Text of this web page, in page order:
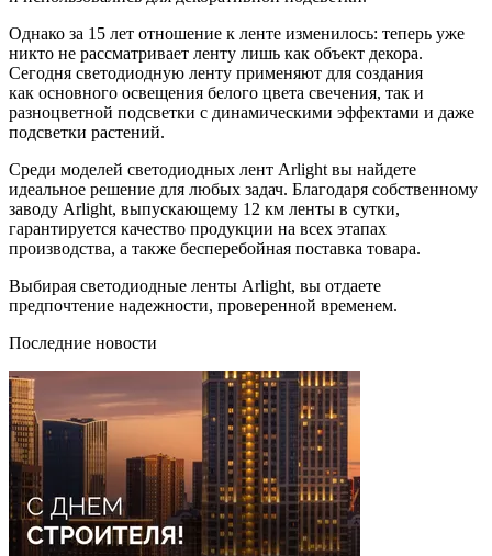
Однако за 15 лет отношение к ленте изменилось: теперь уже
никто не рассматривает ленту лишь как объект декора.
Сегодня светодиодную ленту применяют для создания
как основного освещения белого цвета свечения, так и
разноцветной подсветки с динамическими эффектами и даже
подсветки растений.
Среди моделей светодиодных лент Arlight вы найдете
идеальное решение для любых задач. Благодаря собственному
заводу Arlight, выпускающему 12 км ленты в сутки,
гарантируется качество продукции на всех этапах
производства, а также бесперебойная поставка товара.
Выбирая светодиодные ленты Arlight, вы отдаете
предпочтение надежности, проверенной временем.
Последние новости